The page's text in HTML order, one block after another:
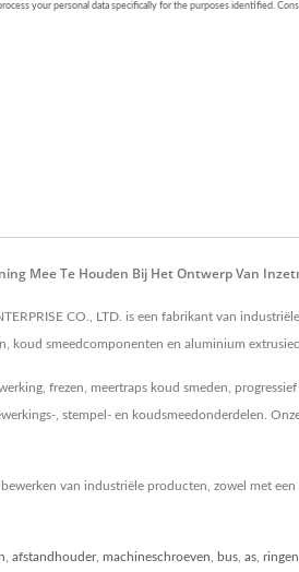
Mee Te Houden Bij Het Ontwerp Van
CO., LTD. is een fabrikant van
koud smeedcomponenten en aluminium
frezen, meertraps koud smeden,
, stempel- en koudsmeedonderdelen.
van industriële producten, zowel met
afstandhouder, machineschroeven bus as ringen